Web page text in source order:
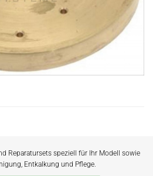
Reparatursets speziell für Ihr Modell sowie
Entkalkung und Pflege.